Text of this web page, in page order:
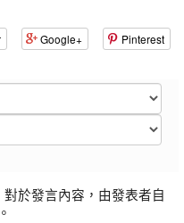
Google+ Pinterest
於發言內容，由發表者自